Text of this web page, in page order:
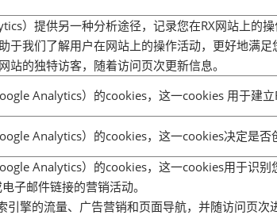
）提供另一种分析途径，记录您在RX网站上的
于我们了解用户在网站上的操作活动，更好地满足
站的独特访客，随着访问页次更新信息。
Analytics）的cookies，这一cookies 用于建立
Analytics）的cookies，这一cookies决定是否
Analytics）的cookies，这一cookies用于识
子邮件链接的营销活动。
擎的流量、广告营销和页面导航，并随访问页次